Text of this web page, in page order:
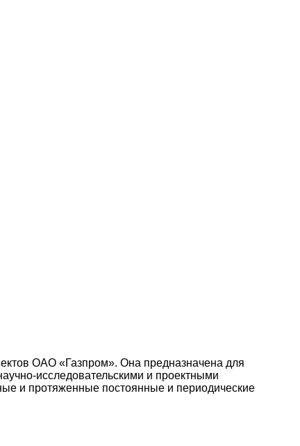
ОАО «Газпром». Она предназначена для
исследовательскими и проектными
и протяженные постоянные и периодические